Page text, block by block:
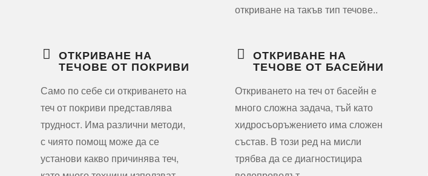
откриване на такъв тип течове..
ОТКРИВАНЕ НА
ТЕЧОВЕ ОТ ПОКРИВИ
Само по себе си откриването на
теч от покриви представлява
трудност. Има различни методи,
с чиято помощ може да се
установи какво причинява теч,
ОТКРИВАНЕ НА
ТЕЧОВЕ ОТ БАСЕЙНИ
Откриването на теч от басейн е
много сложна задача, тъй като
хидросъоръжението има сложен
състав. В този ред на мисли
трябва да се диагностицира